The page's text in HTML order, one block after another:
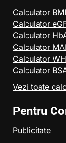
Calculator
Calculator
Calculator
Calculator
Calculator
Calculator
Vezi toate
Pentru
Publicitate